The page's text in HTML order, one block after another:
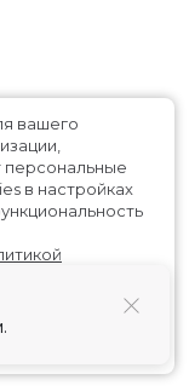
вашего
персональные
в настройках